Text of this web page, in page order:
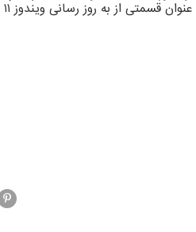
رسانی ویندوز ۱۱ در دسترس قرار گیرد.